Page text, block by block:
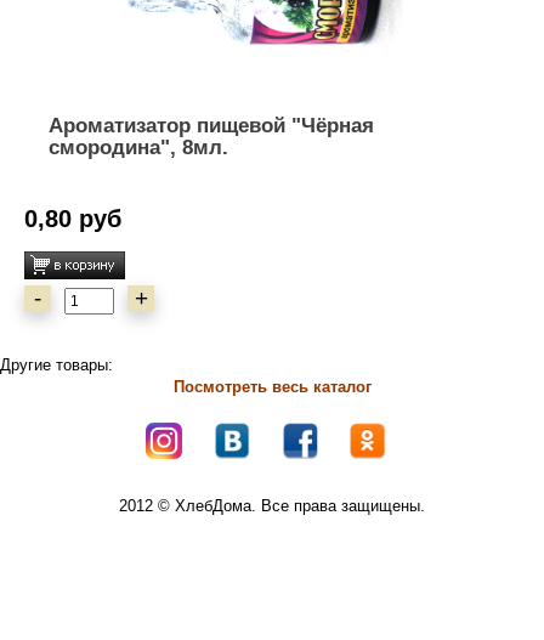
Ароматизатор пищевой "Чёрная
смородина", 8мл.
0,80 руб
- +
Другие товары:
Посмотреть весь каталог
2012 © ХлебДома. Все права защищены.